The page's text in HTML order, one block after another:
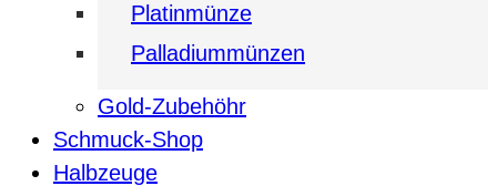
Platinmünze
Palladiummünzen
Gold-Zubehöhr
Schmuck-Shop
Halbzeuge